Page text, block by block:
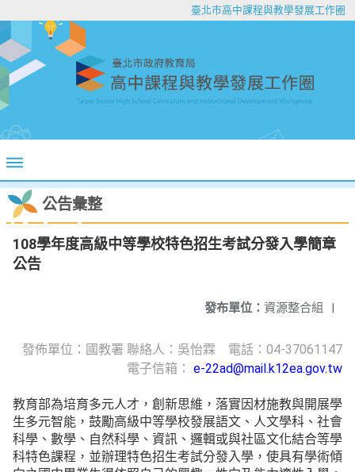
臺北市高中課程與教學發展工作圈
公告彙整
108學年度高級中等學校特色招生考試分發入學簡章
公告
發布單位： 資源整合組 |
發佈單位：國教署 聯絡人：吳怡霖 電話：04-37061147
電子信箱： e-22ad@mail.k12ea.gov.tw
教育部為培育多元人才，創新思維，落實因材施教與開展學
生多元智能，鼓勵高級中等學校發展語文、人文學科、社會
科學、數學、自然科學、資訊、邏輯或與社區文化結合等學
科特色課程，並辦理特色招生考試分發入學，使具有學術傾